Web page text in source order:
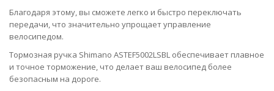
Благодаря этому, вы сможете легко и быстро переключать
передачи, что значительно упрощает управление
велосипедом.
Тормозная ручка Shimano ASTEF5002LSBL обеспечивает плавное
и точное торможение, что делает ваш велосипед более
безопасным на дороге.